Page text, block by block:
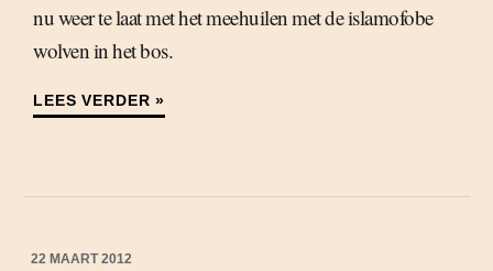
nu weer te laat met het meehuilen met de islamofobe
wolven in het bos.
LEES VERDER »
22 MAART 2012